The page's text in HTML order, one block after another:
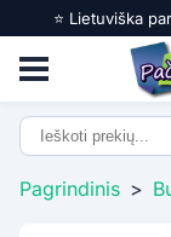
⭐️ Lietuviška
Pagrindinis >